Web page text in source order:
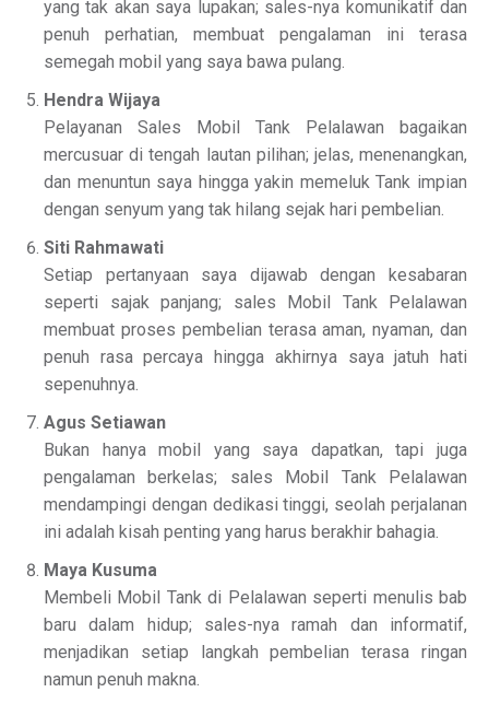
yang tak akan saya lupakan; sales-nya komunikatif dan
penuh perhatian, membuat pengalaman ini terasa
semegah mobil yang saya bawa pulang.
Hendra Wijaya
Pelayanan Sales Mobil Tank Pelalawan bagaikan
mercusuar di tengah lautan pilihan; jelas, menenangkan,
dan menuntun saya hingga yakin memeluk Tank impian
dengan senyum yang tak hilang sejak hari pembelian.
Siti Rahmawati
Setiap pertanyaan saya dijawab dengan kesabaran
seperti sajak panjang; sales Mobil Tank Pelalawan
membuat proses pembelian terasa aman, nyaman, dan
penuh rasa percaya hingga akhirnya saya jatuh hati
sepenuhnya.
Agus Setiawan
Bukan hanya mobil yang saya dapatkan, tapi juga
pengalaman berkelas; sales Mobil Tank Pelalawan
mendampingi dengan dedikasi tinggi, seolah perjalanan
ini adalah kisah penting yang harus berakhir bahagia.
Maya Kusuma
Membeli Mobil Tank di Pelalawan seperti menulis bab
baru dalam hidup; sales-nya ramah dan informatif,
menjadikan setiap langkah pembelian terasa ringan
namun penuh makna.